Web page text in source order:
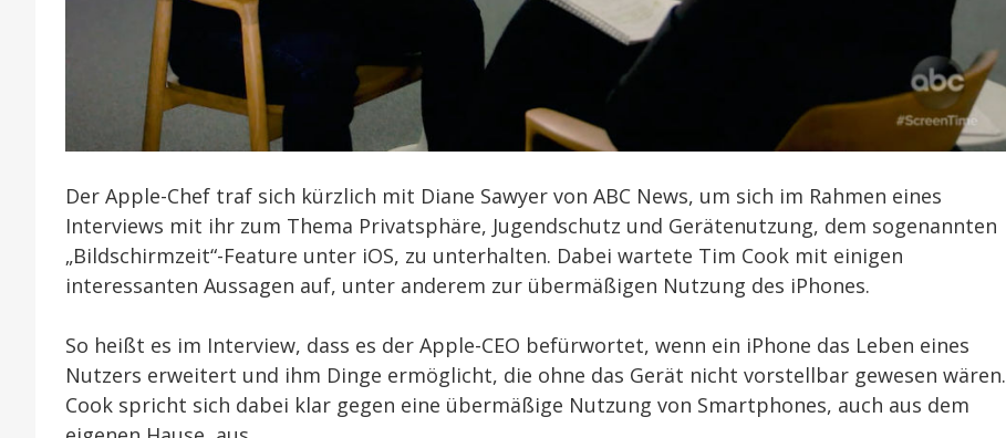
Der Apple-Chef traf sich kürzlich mit Diane Sawyer von ABC News, um sich im Rahmen eines
Interviews mit ihr zum Thema Privatsphäre, Jugendschutz und Gerätenutzung, dem sogenannten
„Bildschirmzeit“-Feature unter iOS, zu unterhalten. Dabei wartete Tim Cook mit einigen
interessanten Aussagen auf, unter anderem zur übermäßigen Nutzung des iPhones.
So heißt es im Interview, dass es der Apple-CEO befürwortet, wenn ein iPhone das Leben eines
Nutzers erweitert und ihm Dinge ermöglicht, die ohne das Gerät nicht vorstellbar gewesen wären.
Cook spricht sich dabei klar gegen eine übermäßige Nutzung von Smartphones, auch aus dem